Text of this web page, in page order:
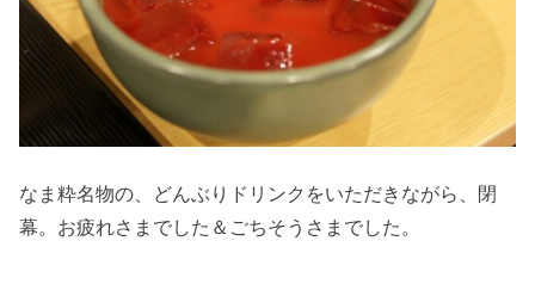
なま粋名物の、どんぶりドリンクをいただきながら、閉
幕。お疲れさまでした＆ごちそうさまでした。